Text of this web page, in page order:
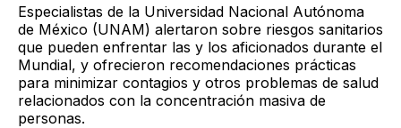
Especialistas de la Universidad Nacional Autónoma
de México (UNAM) alertaron sobre riesgos sanitarios
que pueden enfrentar las y los aficionados durante el
Mundial, y ofrecieron recomendaciones prácticas
para minimizar contagios y otros problemas de salud
relacionados con la concentración masiva de
personas.